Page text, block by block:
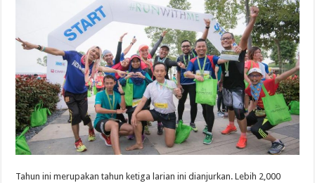
Tahun ini merupakan tahun ketiga larian ini dianjurkan. Lebih 2,000